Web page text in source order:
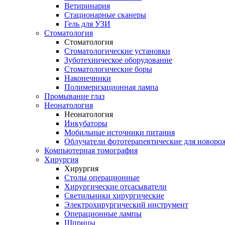
Ветиринария
Стационарные сканеры
Гель для УЗИ
Стоматология
Стоматология
Стоматологические установки
Зуботехническое оборудование
Стоматологические боры
Наконечники
Полимеризационная лампа
Промывание глаз
Неонатология
Неонатология
Инкубаторы
Мобильные источники питания
Облучатели фототерапевтические для
Компьютерная томография
Хирургия
Хирургия
Столы операционные
Хирургические отсасыватели
Светильники хирургические
Электрохирургический инструмент
Операционные лампы
Шприцы